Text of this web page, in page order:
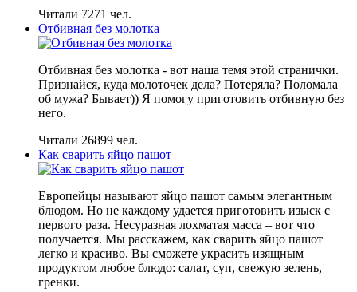
Читали 7271 чел.
Отбивная без молотка
Отбивная без молотка - вот наша темя этой странички.
Признайся, куда молоточек дела? Потеряла? Поломала
об мужа? Бывает)) Я помогу приготовить отбивную без
него.
Читали 26899 чел.
Как сварить яйцо пашот
Европейцы называют яйцо пашот самым элегантным
блюдом. Но не каждому удается приготовить изыск с
первого раза. Несуразная лохматая масса – вот что
получается. Мы расскажем, как сварить яйцо пашот
легко и красиво. Вы сможете украсить изящным
продуктом любое блюдо: салат, суп, свежую зелень,
гренки.